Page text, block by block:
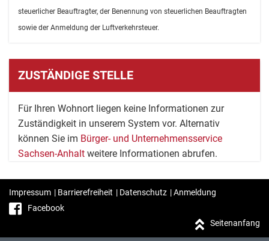
steuerlicher Beauftragter, der Benennung von steuerlichen Beauftragten
sowie der Anmeldung der Luftverkehrsteuer.
ZUSTÄNDIGE STELLE
Für Ihren Wohnort liegen keine Informationen zur
Zuständigkeit in unserem System vor. Alternativ
können Sie im Bürger- und Unternehmensservice
Sachsen-Anhalt weitere Informationen abrufen.
Impressum | Barrierefreiheit | Datenschutz |Anmeldung
Facebook
Seitenanfang